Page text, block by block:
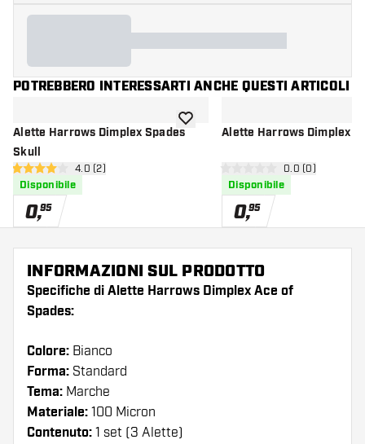
POTREBBERO INTERESSARTI ANCHE QUESTI ARTICOLI
Alette Harrows Dimplex Spades
Skull
apri pannello recensioni
4 stelle di valutazione
4.0 (2)
Disponibile
0,95
aggiungi alla lista dei desideri
Alette Harrows Dimplex
apri pannello
0 stelle di valutazione
0.0 (0)
Disponibile
0,95
INFORMAZIONI SUL PRODOTTO
Specifiche di Alette Harrows Dimplex Ace of
Spades:
Colore: Bianco
Forma: Standard
Tema: Marche
Materiale: 100 Micron
Contenuto: 1 set (3 Alette)